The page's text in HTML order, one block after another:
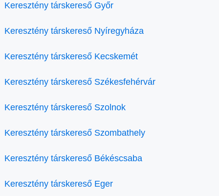
Keresztény társkereső Győr
Keresztény társkereső Nyíregyháza
Keresztény társkereső Kecskemét
Keresztény társkereső Székesfehérvár
Keresztény társkereső Szolnok
Keresztény társkereső Szombathely
Keresztény társkereső Békéscsaba
Keresztény társkereső Eger